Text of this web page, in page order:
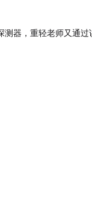
测器，重轻老师又通过